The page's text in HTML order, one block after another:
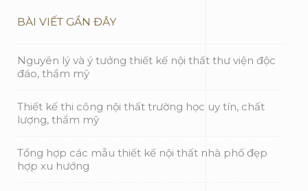
BÀI VIẾT GẦN ĐÂY
Nguyên lý và ý tưởng thiết kế nội thất thư viện độc
đáo, thẩm mỹ
Thiết kế thi công nội thất trường học uy tín, chất
lượng, thẩm mỹ
Tổng hợp các mẫu thiết kế nội thất nhà phố đẹp
hợp xu hướng